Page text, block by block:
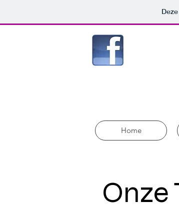
Home
Onze